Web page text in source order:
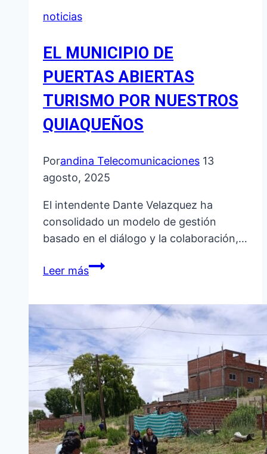
noticias
EL MUNICIPIO DE
PUERTAS ABIERTAS
TURISMO POR NUESTROS
QUIAQUEÑOS
Porandina Telecomunicaciones 13
agosto, 2025
El intendente Dante Velazquez ha
consolidado un modelo de gestión
basado en el diálogo y la colaboración,…
Leer másEL
PUERTAS
ABIERTAS
TURISMO
POR
NUESTROS
QUIAQUEÑOS